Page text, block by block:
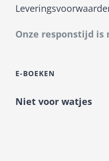
Onze responstijd is
E-BOEKEN
Niet voor watjes